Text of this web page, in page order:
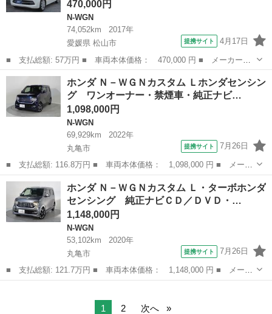
470,000円
N-WGN
74,052km
2017年
愛媛県 松山市
提携サイト 4月17日
■ 支払総額: 57万円 ■ 車両本体価格： 470,000 円 ■ メーカー
名： ホンダ ■ 車種名： Ｎ－ＷＧＮ ■ グレード名： Ｇ ケン
ウッドナビ ワンセグＴＶ スマートキー ＥＴＣ 電動格納ミラ
ー 衝突低減ブレー...
愛媛 松山市 N-WGN
ホンダ Ｎ－ＷＧＮカスタム Ｌホンダセンシン
グ ワンオーナー・禁煙車・純正ナビ…
1,098,000円
N-WGN
69,929km
2022年
丸亀市
提携サイト 7月26日
■ 支払総額: 116.8万円 ■ 車両本体価格： 1,098,000 円 ■ メーカ
ー名： ホンダ ■ 車種名： Ｎ－ＷＧＮカスタム ■ グレード
名： Ｌホンダセンシング ワンオーナー・禁煙車・純正ナビ・ホン
ダセンシング...
香川 丸亀市 N-WGN
ホンダ Ｎ－ＷＧＮカスタム Ｌ・ターボホンダ
センシング 純正ナビＣＤ／ＤＶＤ・…
1,148,000円
N-WGN
53,102km
2020年
丸亀市
提携サイト 7月26日
■ 支払総額: 121.7万円 ■ 車両本体価格： 1,148,000 円 ■ メーカ
ー名： ホンダ ■ 車種名： Ｎ－ＷＧＮカスタム ■ グレード
1 2 次へ